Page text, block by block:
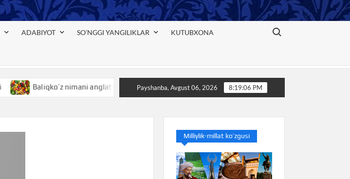
ADABIYOT SO’NGGI YANGILIKLAR KUTUBXONA
Search for:
Baliqko’z nimani anglatishini bilasizmi Baliq nimani anglatishini bilasizmi
Payshanba, Avgust 06, 2026 8:19:06 PM
Milliylik-millat ko’zgusi